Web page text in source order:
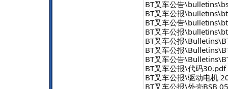
BT叉车公告
BT叉车公报
BT叉车公告
BT叉车公报
BT叉车公报
BT叉车公报
BT叉车公告
BT叉车公报\代码30.pdf
BT叉车公报\驱动电机
BT叉车公报\外壳BSB